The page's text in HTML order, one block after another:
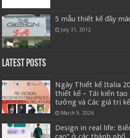
5 mẫu thiết kế đầy
July 31, 2012
Latest Posts
Ngày Thiết kế Italia
thiết kế – Tái kiến tạo
tưởng và Các giá trị
March 9, 2026
Design in real life: